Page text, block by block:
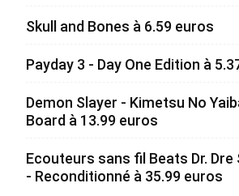
Skull and Bones à 6.59 euros
Payday 3 - Day One Edition à
Demon Slayer - Kimetsu No
Board à 13.99 euros
Ecouteurs sans fil Beats Dr. Dre
- Reconditionné à 35.99 euros